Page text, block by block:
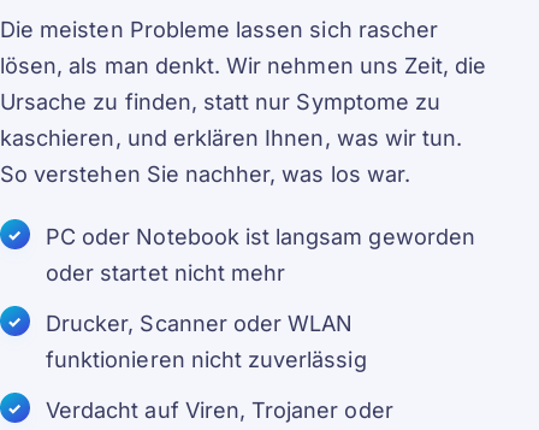
Die meisten Probleme lassen sich rascher
lösen, als man denkt. Wir nehmen uns Zeit, die
Ursache zu finden, statt nur Symptome zu
kaschieren, und erklären Ihnen, was wir tun.
So verstehen Sie nachher, was los war.
PC oder Notebook ist langsam geworden
oder startet nicht mehr
Drucker, Scanner oder WLAN
funktionieren nicht zuverlässig
Verdacht auf Viren, Trojaner oder